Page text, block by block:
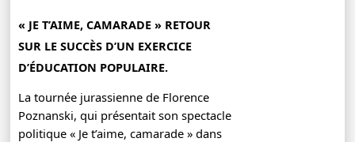
« JE T’AIME, CAMARADE » RETOUR
SUR LE SUCCÈS D’UN EXERCICE
D’ÉDUCATION POPULAIRE.
La tournée jurassienne de Florence
Poznanski, qui présentait son spectacle
politique « Je t’aime, camarade » dans